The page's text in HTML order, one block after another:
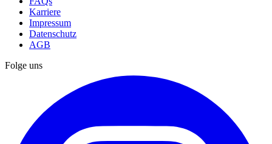
Karriere
Impressum
Datenschutz
AGB
Folge uns